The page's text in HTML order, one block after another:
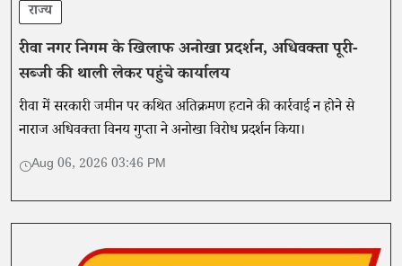
राज्य
रीवा नगर निगम के खिलाफ अनोखा प्रदर्शन, अधिवक्ता पूरी-
सब्जी की थाली लेकर पहुंचे कार्यालय
रीवा में सरकारी जमीन पर कथित अतिक्रमण हटाने की कार्रवाई न होने से
नाराज अधिवक्ता विनय गुप्ता ने अनोखा विरोध प्रदर्शन किया।
Aug 06, 2026 03:46 PM